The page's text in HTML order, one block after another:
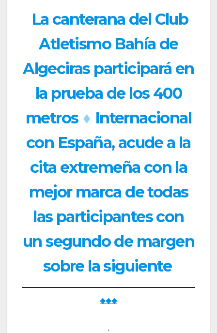
La canterana del Club
Atletismo Bahía de
Algeciras participará en
la prueba de los 400
metros ♦ Internacional
con España, acude a la
cita extremeña con la
mejor marca de todas
las participantes con
un segundo de margen
sobre la siguiente
◆◆◆
.